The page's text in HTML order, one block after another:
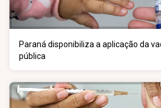
Paraná disponibiliza a aplicação da
pública